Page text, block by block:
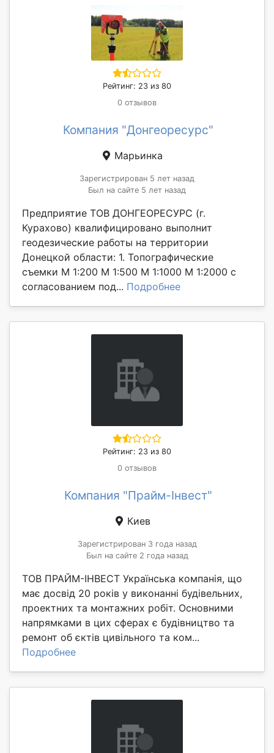
Рейтинг: 23 из 80
0 отзывов
Компания "Донгеоресурс"
Марьинка
Зарегистрирован 5 лет назад
Был на сайте 5 лет назад
Предприятие ТОВ ДОНГЕОРЕСУРС (г.
Курахово) квалифицировано выполнит
геодезические работы на территории
Донецкой области: 1. Топографические
съемки М 1:200 М 1:500 М 1:1000 М 1:2000 с
согласованием под... Подробнее
Рейтинг: 23 из 80
0 отзывов
Компания "Прайм-Інвест"
Киев
Зарегистрирован 3 года назад
Был на сайте 2 года назад
ТОВ ПРАЙМ-ІНВЕСТ Українська компанія, що
має досвід 20 років у виконанні будівельних,
проектних та монтажних робіт. Основними
напрямками в цих сферах є будівництво та
ремонт об єктів цивільного та ком...
Подробнее